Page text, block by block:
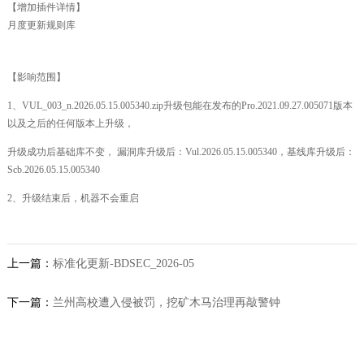
【增加插件详情】
月度更新规则库
【影响范围】
1、 VUL_003_n.2026.05.15.005340. zip升级包能在发布的Pro.2021.09.27.005071版本
以及之后的任何版本上升级，
升级成功后基础库不变， 漏洞库升级后： Vul. 2026.05.15.005340，基线库升级后：
Scb. 2026.05.15.005340
2、升级结束后，机器不会重启
上一篇： 标准化更新-BDSEC_2026-05
下一篇： 兰州高校遭入侵被罚，挖矿木马治理再敲警钟